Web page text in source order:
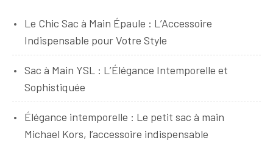
Le Chic Sac à Main Épaule : L’Accessoire
Indispensable pour Votre Style
Sac à Main YSL : L’Élégance Intemporelle et
Sophistiquée
Élégance intemporelle : Le petit sac à main
Michael Kors, l’accessoire indispensable